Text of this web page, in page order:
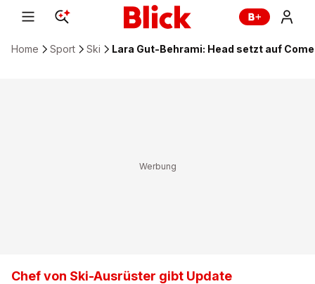
Home Sport Ski Lara Gut-Behrami: Head setzt auf
Chef von Ski-Ausrüster gibt Update